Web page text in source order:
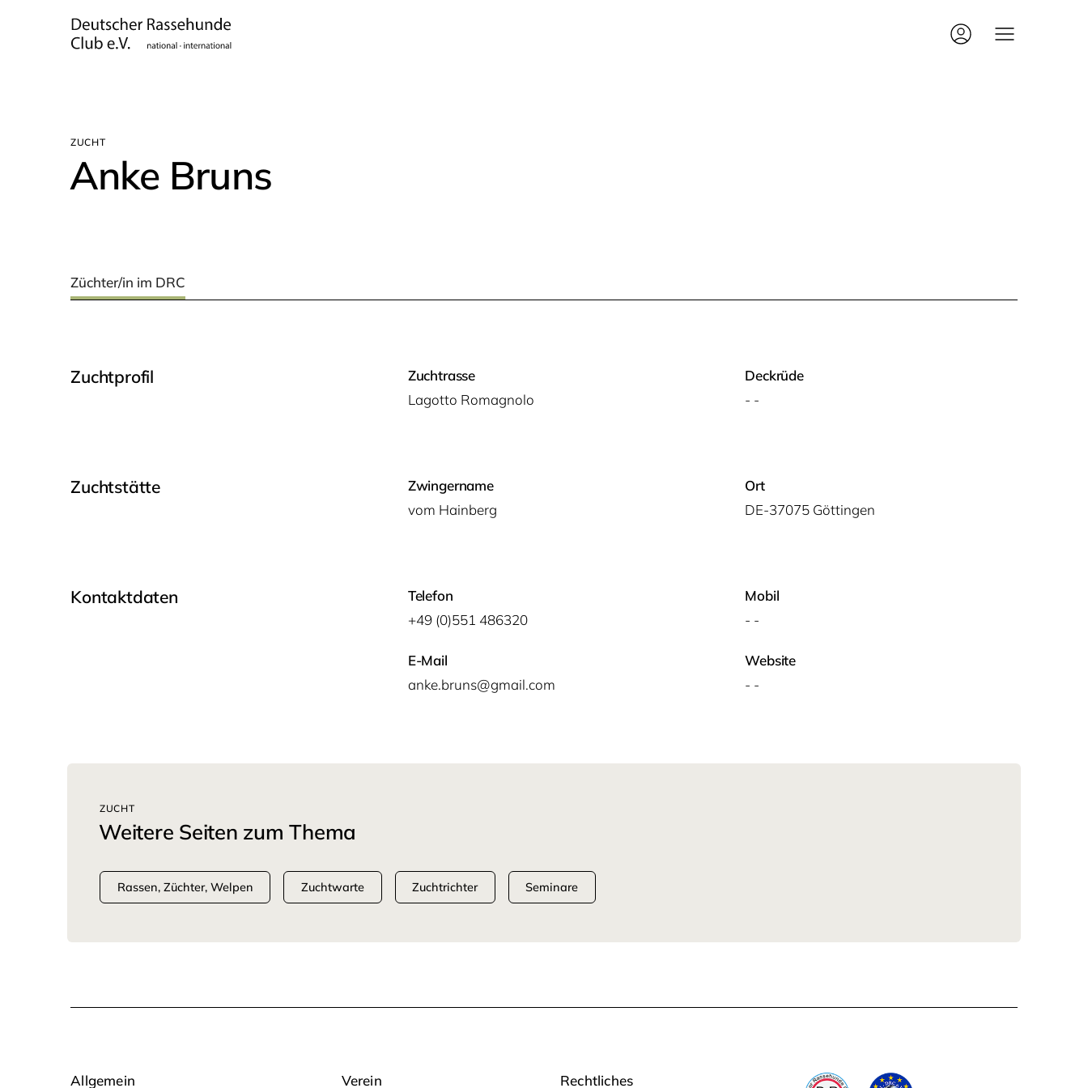
ZUCHT
Anke Bruns
Züchter/in im DRC
Zuchtprofil
Zuchtrasse
Lagot­to Romagnolo
Deckrüde
- -
Zuchtstätte
Zwingername
vom Hain­berg
Ort
DE-37075 Göttingen
Kontaktdaten
Telefon
+49 (0)551 486320
Mobil
- -
E-Mail
anke.bruns@gmail.com
Website
- -
ZUCHT
Weitere Seiten zum Thema
Rassen, Züchter, Welpen Zuchtwarte Zuchtrichter Seminare
Allgemein Verein Rechtliches